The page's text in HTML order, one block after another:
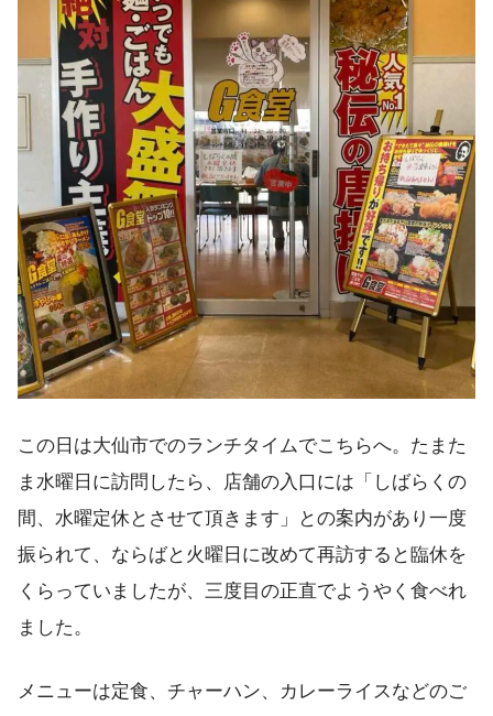
この日は大仙市でのランチタイムでこちらへ。たまた
ま水曜日に訪問したら、店舗の入口には「しばらくの
間、水曜定休とさせて頂きます」との案内があり一度
振られて、ならばと火曜日に改めて再訪すると臨休を
くらっていましたが、三度目の正直でようやく食べれ
ました。
メニューは定食、チャーハン、カレーライスなどのご